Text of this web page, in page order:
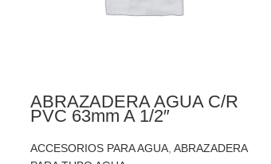
ABRAZADERA AGUA C/R
PVC 63mm A 1/2″
ACCESORIOS PARA AGUA ABRAZADERA